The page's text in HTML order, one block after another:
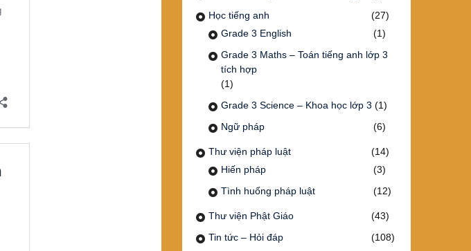
Học tiếng anh
(27)
Grade 3 English
(1)
Grade 3 Maths – Toán tiếng anh lớp 3
tích hợp
(1)
Grade 3 Science – Khoa học lớp 3 (1)
Ngữ pháp
(6)
Thư viện pháp luật
(14)
Hiến pháp
(3)
Tình huống pháp luật
(12)
Thư viện Phật Giáo
(43)
Tin tức – Hỏi đáp
(108)